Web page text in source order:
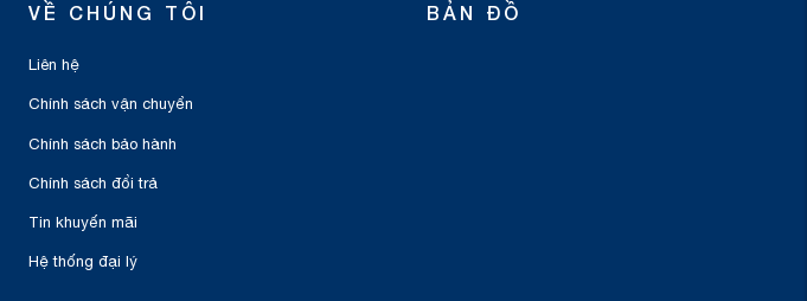
VỀ CHÚNG TÔI
Liên hệ
Chính sách vận chuyển
Chính sách bảo hành
Chính sách đổi trả
Tin khuyến mãi
Hệ thống đại lý
BẢN ĐỒ